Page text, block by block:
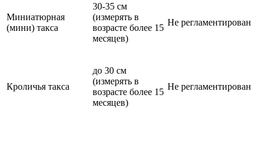
Миниатюрная
(мини) такса
30-35 см
(измерять в
возрасте более 15
месяцев)
Не регламентирован
Кроличья такса
до 30 см
(измерять в
возрасте более 15
месяцев)
Не регламентирован